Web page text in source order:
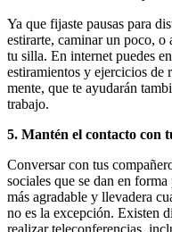
Ya que fijaste pausas para
estirarte, caminar un poco, o
tu silla. En internet puedes
estiramientos y ejercicios de
mente, que te ayudarán
trabajo.
5. Mantén el contacto con
Conversar con tus
sociales que se dan en
más agradable y llevadera
no es la excepción. Existen